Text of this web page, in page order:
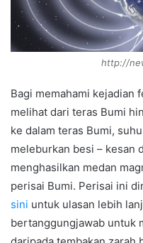
http://
Bagi memahami kejadian
melihat dari teras Bumi
ke dalam teras Bumi,
meleburkan besi – kesan
menghasilkan medan
perisai Bumi. Perisai ini
sini untuk ulasan lebih
bertanggungjawab untuk